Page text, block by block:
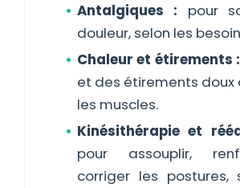
Antalgiques : pour
douleur, selon les
Chaleur et étirements :
et des étirements
les muscles.
Kinésithérapie et
pour assouplir,
corriger les postures,